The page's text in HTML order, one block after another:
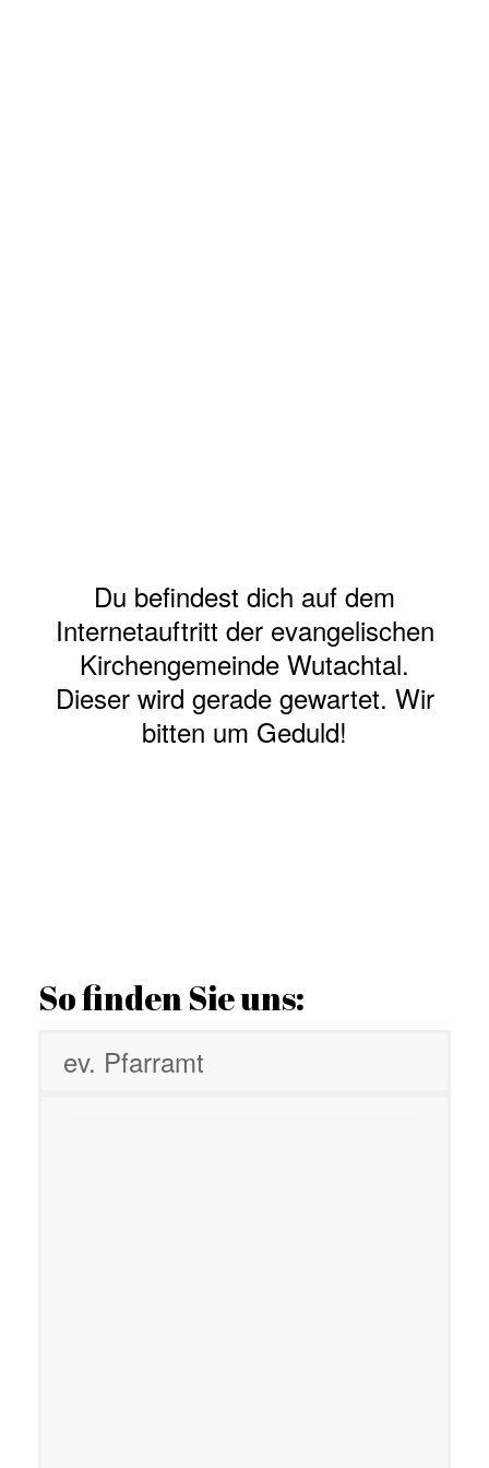
Du befindest dich auf dem
Internetauftritt der evangelischen
Kirchengemeinde Wutachtal.
Dieser wird gerade gewartet. Wir
bitten um Geduld!
So finden Sie uns:
ev. Pfarramt